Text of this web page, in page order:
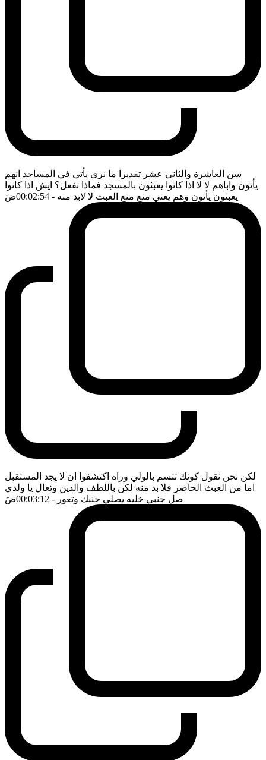
سن العاشرة والثاني عشر تقديرا ما نرى يأتي في المساجد انهم
يأتون واباهم لا لا اذا كانوا يعبثون بالمسجد فماذا نفعل؟ ايش اذا كانوا
يعبثون يأتون وهم يعني منع منع العبث لا لابد منه - 00:02:54 ضَ
لكن نحن نقول كونك تتسم بالولي وراه اكتشفوا ان لا يجد المستقبل
اما من العبث الحاضر فلا بد منه لكن باللطف والدين وتعال يا ولدي
صل جنبي خليه يصلي جنبك وتعور - 00:03:12 ضَ